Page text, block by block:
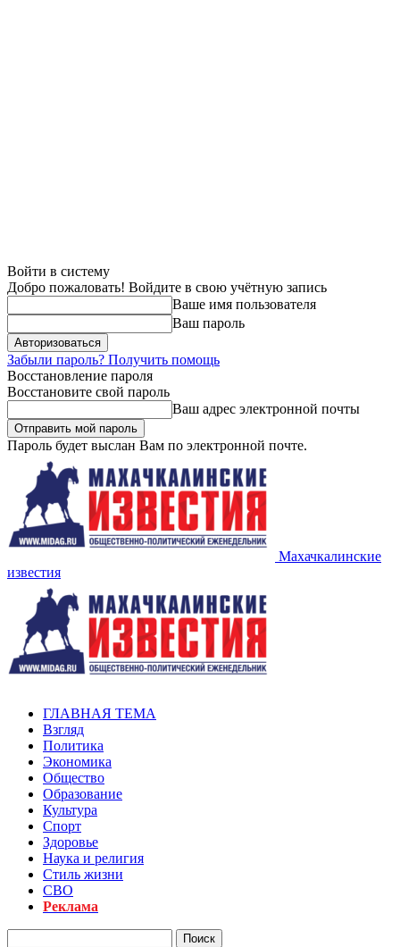
Войти в систему
Добро пожаловать! Войдите в свою учётную запись
Ваше имя пользователя
Ваш пароль
Забыли пароль? Получить помощь
Восстановление пароля
Восстановите свой пароль
Ваш адрес электронной почты
Пароль будет выслан Вам по электронной почте.
Махачкалинские
известия
ГЛАВНАЯ ТЕМА
Взгляд
Политика
Экономика
Общество
Образование
Культура
Спорт
Здоровье
Наука и религия
Стиль жизни
СВО
Реклама